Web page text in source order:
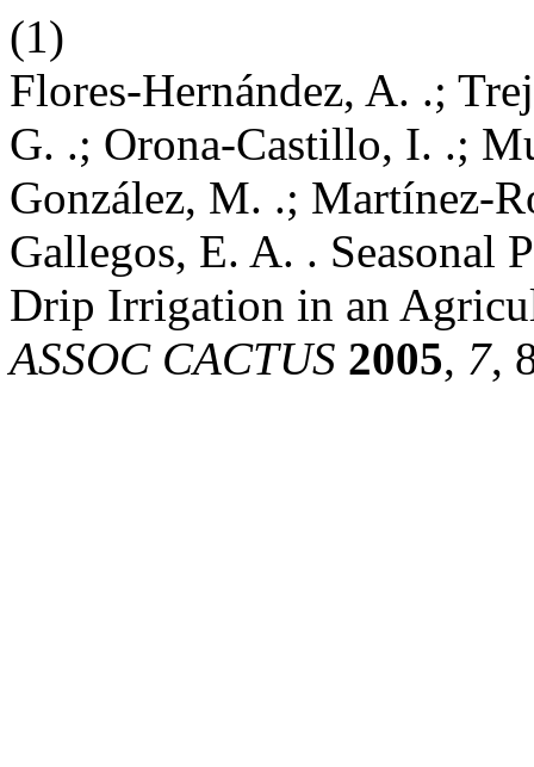
(1)
Flores-Hernández, A. .;
G. .; Orona-Castillo, I. .;
González, M. .; Martínez-
Gallegos, E. A. . Seasonal
Drip Irrigation in an
ASSOC CACTUS 2005, 7,